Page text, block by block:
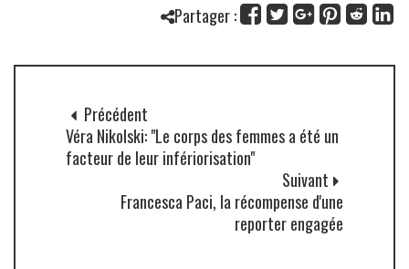
Partager :
Précédent
Véra Nikolski: "Le corps des femmes a été un
facteur de leur infériorisation"
Suivant
Francesca Paci, la récompense d'une
reporter engagée